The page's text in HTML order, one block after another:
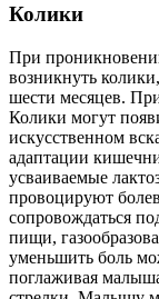
Колики
При
возникнуть
шести месяцев.
Колики могут
искусственном
адаптации
усваиваемые
провоцируют
сопровождаться
пищи,
уменьшить боль
поглаживая